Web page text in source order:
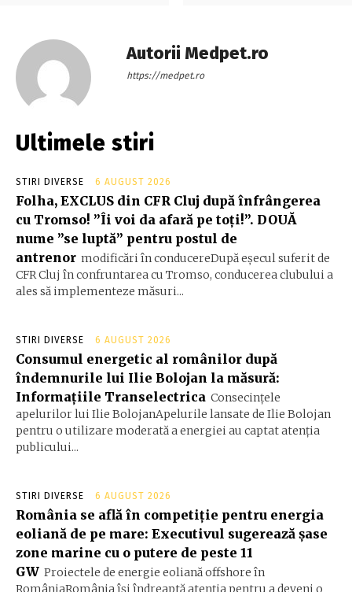
Autorii Medpet.ro
https://medpet.ro
Ultimele stiri
STIRI DIVERSE 6 AUGUST 2026
Folha, EXCLUS din CFR Cluj după înfrângerea
cu Tromso! ”Îi voi da afară pe toți!”. DOUĂ
nume ”se luptă” pentru postul de
antrenor modificări în conducereDupă eșecul suferit de
CFR Cluj în confruntarea cu Tromso, conducerea clubului a
ales să implementeze măsuri...
STIRI DIVERSE 6 AUGUST 2026
Consumul energetic al românilor după
îndemnurile lui Ilie Bolojan la măsură:
Informațiile Transelectrica Consecințele
apelurilor lui Ilie BolojanApelurile lansate de Ilie Bolojan
pentru o utilizare moderată a energiei au captat atenția
publicului...
STIRI DIVERSE 6 AUGUST 2026
România se află în competiție pentru energia
eoliană de pe mare: Executivul sugerează șase
zone marine cu o putere de peste 11
GW Proiectele de energie eoliană offshore în
RomâniaRomânia își îndreaptă atenția pentru a deveni o